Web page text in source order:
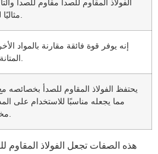
الفولاذ المقاوم للصدأ مقاوم للصدأ
مثاليًا للبيئات القاسية.
إنه يوفر قوة فائقة مقارنة بالمواد
المتانة في التطبيقات.
يحتفظ الفولاذ المقاوم للصدأ بخصائصه
مما يجعله مناسبًا للاستخدام على
مختلف الصناعات.
هذه الصفات تجعل الفولاذ المقاوم